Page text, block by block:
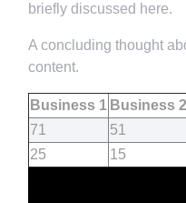
briefly discussed here.
A concluding thought
content.
Business 1 Business 2
71
51
25
15